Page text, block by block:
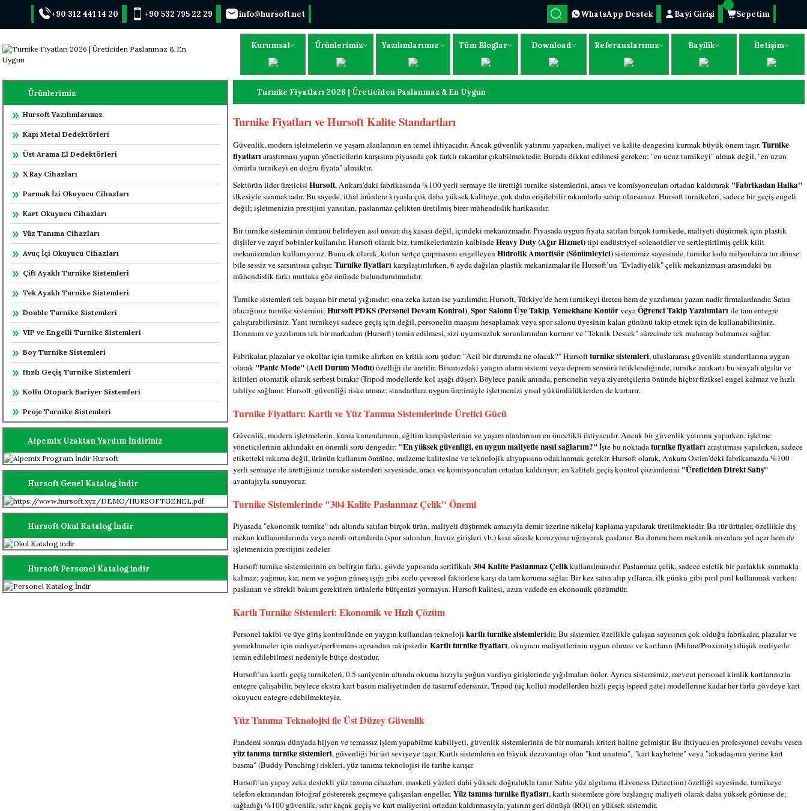
+90 312 441 14 20 +90 532 795 22 29 info@hursoft.net WhatsApp Destek Bayi Girişi Sepetim
Kurumsal Ürünlerimiz Yazılımlarımız Tüm Bloglar Download Referanslarımız Bayilik İletişim
Ürünlerimiz
Hursoft Yazılımlarımız
Kapı Metal Dedektörleri
Üst Arama El Dedektörleri
X Ray Cihazları
Parmak İzi Okuyucu Cihazları
Kart Okuyucu Cihazları
Yüz Tanıma Cihazları
Avuç İçi Okuyucu Cihazları
Çift Ayaklı Turnike Sistemleri
Tek Ayaklı Turnike Sistemleri
Double Turnike Sistemleri
VIP ve Engelli Turnike Sistemleri
Boy Turnike Sistemleri
Hızlı Geçiş Turnike Sistemleri
Kollu Otopark Bariyer Sistemleri
Proje Turnike Sistemleri
Alpemix Uzaktan Yardım İndiriniz
Hursoft Genel Katalog İndir
Hursoft Okul Katalog İndir
Hursoft Personel Katalog indir
Turnike Fiyatları 2026 | Üreticiden Paslanmaz & En Uygun
Turnike Fiyatları ve Hursoft Kalite Standartları
Güvenlik, modern işletmelerin ve yaşam alanlarının en temel ihtiyacıdır. Ancak güvenlik yatırımı yaparken, maliyet ve kalite dengesini kurmak büyük önem taşır.Turnike
fiyatlarıaraştırması yapan yöneticilerin karşısına piyasada çok farklı rakamlar çıkabilmektedir. Burada dikkat edilmesi gereken; "en ucuz turnikeyi" almak değil, "en uzun
ömürlü turnikeyi en doğru fiyata" almaktır.
Sektörün lider üreticisi Hursoft, Ankara'daki fabrikasında %100 yerli sermaye ile ürettiği turnike sistemlerini, aracı ve komisyoncuları ortadan kaldırarak "Fabrikadan Halka"
ilkesiyle sunmaktadır. Bu sayede, ithal ürünlere kıyasla çok daha yüksek kaliteye, çok daha erişilebilir rakamlarla sahip olursunuz. Hursoft turnikeleri, sadece bir geçiş engeli
değil; işletmenizin prestijini yansıtan, paslanmaz çelikten üretilmiş birer mühendislik harikasıdır.
Bir turnike sisteminin ömrünü belirleyen asıl unsur, dış kasası değil, içindeki mekanizmadır. Piyasada uygun fiyata satılan birçok turnikede, maliyeti düşürmek için plastik
dişliler ve zayıf bobinler kullanılır. Hursoft olarak biz, turnikelerimizin kalbindeHeavy Duty (Ağır Hizmet)tipi endüstriyel solenoidler ve sertleştirilmiş çelik kilit
mekanizmaları kullanıyoruz. Buna ek olarak, kolun sertçe çarpmasını engelleyenHidrolik Amortisör (Sönümleyici)sistemimiz sayesinde, turnike kolu milyonlarca tur dönse
bile sessiz ve sarsıntısız çalışır.Turnike fiyatlarıkarşılaştırılırken, 6 ayda dağılan plastik mekanizmalar ile Hursoft’un "Evladiyelik" çelik mekanizması arasındaki bu
mühendislik farkı mutlaka göz önünde bulundurulmalıdır.
Turnike sistemleri tek başına bir metal yığınıdır; ona zeka katan ise yazılımdır. Hursoft, Türkiye’de hem turnikeyi üreten hem de yazılımını yazan nadir firmalardandır. Satın
alacağınız turnike sistemini; Hursoft PDKS (Personel Devam Kontrol),Spor Salonu Üye Takip,Yemekhane KontörveyaÖğrenci Takip Yazılımlarıile tam entegre
çalıştırabilirsiniz. Yani turnikeyi sadece geçiş için değil, personelin maaşını hesaplamak veya spor salonu üyesinin kalan gününü takip etmek için de kullanabilirsiniz.
Donanım ve yazılımın tek bir markadan (Hursoft) temin edilmesi, sizi uyumsuzluk sorunlarından kurtarır ve "Teknik Destek" sürecinde tek muhatap bulmanızı sağlar.
Fabrikalar, plazalar ve okullar için turnike alırken en kritik soru şudur: "Acil bir durumda ne olacak?" Hursoftturnike sistemleri, uluslararası güvenlik standartlarına uygun
olarak "Panic Mode" (Acil Durum Modu)özelliği ile üretilir. Binanızdaki yangın alarm sistemi veya deprem sensörü tetiklendiğinde, turnike anakartı bu sinyali algılar ve
kilitleri otomatik olarak serbest bırakır (Tripod modellerde kol aşağı düşer). Böylece panik anında, personelin veya ziyaretçilerin önünde hiçbir fiziksel engel kalmaz ve hızlı
tahliye sağlanır. Hursoft, güvenliği riske atmaz; standartlara uygun üretimiyle işletmenizi yasal yükümlülüklerden de kurtarır.
Turnike Fiyatları: Kartlı ve Yüz Tanıma Sistemlerinde Üretici Gücü
Güvenlik, modern işletmelerin, kamu kurumlarının, eğitim kampüslerinin ve yaşam alanlarının en öncelikli ihtiyacıdır. Ancak bir güvenlik yatırımı yaparken, işletme
yöneticilerinin aklındaki en önemli soru dengedir: "En yüksek güvenliği, en uygun maliyetle nasıl sağlarım?"İşte bu noktadaturnike fiyatlarıaraştırması yapılırken, sadece
etiketteki rakama değil, ürünün kullanım ömrüne, malzeme kalitesine ve teknolojik altyapısına odaklanmak gerekir. Hursoft olarak, Ankara Ostim’deki fabrikamızda %100
yerli sermaye ile ürettiğimiz turnike sistemleri sayesinde, aracı ve komisyoncuları ortadan kaldırıyor; en kaliteli geçiş kontrol çözümlerini "Üreticiden Direkt Satış"
avantajıyla sunuyoruz.
Turnike Sistemlerinde "304 Kalite Paslanmaz Çelik" Önemi
Piyasada "ekonomik turnike" adı altında satılan birçok ürün, maliyeti düşürmek amacıyla demir üzerine nikelaj kaplama yapılarak üretilmektedir. Bu tür ürünler, özellikle dış
mekan kullanımlarında veya nemli ortamlarda (spor salonları, havuz girişleri vb.) kısa sürede korozyona uğrayarak paslanır. Bu durum hem mekanik arızalara yol açar hem de
işletmenizin prestijini zedeler.
Hursoft turnike sistemlerinin en belirgin farkı, gövde yapısında sertifikalı 304 Kalite Paslanmaz Çelikkullanılmasıdır. Paslanmaz çelik, sadece estetik bir parlaklık sunmakla
kalmaz; yağmur, kar, nem ve yoğun güneş ışığı gibi zorlu çevresel faktörlere karşı da tam koruma sağlar. Bir kez satın alıp yıllarca, ilk günkü gibi pırıl pırıl kullanmak varken;
paslanan ve sürekli bakım gerektiren ürünlerle bütçenizi yormayın. Hursoft kalitesi, uzun vadede en ekonomik çözümdür.
Kartlı Turnike Sistemleri: Ekonomik ve Hızlı Çözüm
Personel takibi ve üye giriş kontrolünde en yaygın kullanılan teknoloji kartlı turnike sistemleridir. Bu sistemler, özellikle çalışan sayısının çok olduğu fabrikalar, plazalar ve
yemekhaneler için maliyet/performans açısından rakipsizdir.Kartlı turnike fiyatları, okuyucu maliyetlerinin uygun olması ve kartların (Mifare/Proximity) düşük maliyetle
temin edilebilmesi nedeniyle bütçe dostudur.
Hursoft’un kartlı geçiş turnikeleri, 0.5 saniyenin altında okuma hızıyla yoğun vardiya girişlerinde yığılmaları önler. Ayrıca sistemimiz, mevcut personel kimlik kartlarınızla
entegre çalışabilir, böylece ekstra kart basım maliyetinden de tasarruf edersiniz. Tripod (üç kollu) modellerden hızlı geçiş (speed gate) modellerine kadar her türlü gövdeye kart
okuyucu entegre edebilmekteyiz.
Yüz Tanıma Teknolojisi ile Üst Düzey Güvenlik
Pandemi sonrası dünyada hijyen ve temassız işlem yapabilme kabiliyeti, güvenlik sistemlerinin de bir numaralı kriteri haline gelmiştir. Bu ihtiyaca en profesyonel cevabı veren
yüz tanıma turnike sistemleri, güvenliği bir üst seviyeye taşır. Kartlı sistemlerin en büyük dezavantajı olan "kart unutma", "kart kaybetme" veya "arkadaşının yerine kart
basma" (Buddy Punching) riskleri, yüz tanıma teknolojisi ile tarihe karışır.
Hursoft’un yapay zeka destekli yüz tanıma cihazları, maskeli yüzleri dahi yüksek doğrulukla tanır. Sahte yüz algılama (Liveness Detection) özelliği sayesinde, turnikeye
telefon ekranından fotoğraf göstererek geçmeye çalışanları engeller.Yüz tanıma turnike fiyatları, kartlı sistemlere göre başlangıç maliyeti olarak daha yüksek görünse de;
sağladığı %100 güvenlik, sıfır kaçak geçiş ve kart maliyetini ortadan kaldırmasıyla, yatırım geri dönüşü (ROI) en yüksek sistemdir.